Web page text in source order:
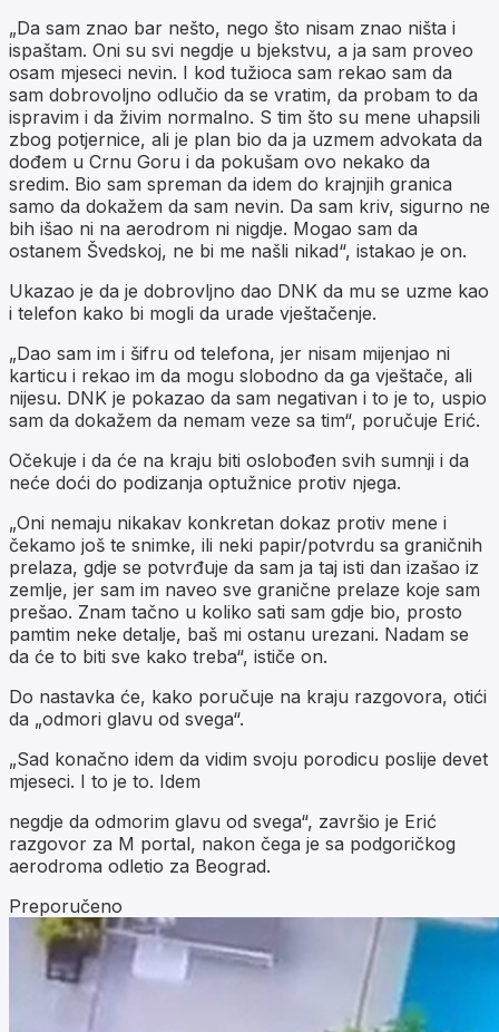
„Da sam znao bar nešto, nego što nisam znao ništa i
ispaštam. Oni su svi negdje u bjekstvu, a ja sam proveo
osam mjeseci nevin. I kod tužioca sam rekao sam da
sam dobrovoljno odlučio da se vratim, da probam to da
ispravim i da živim normalno. S tim što su mene uhapsili
zbog potjernice, ali je plan bio da ja uzmem advokata da
dođem u Crnu Goru i da pokušam ovo nekako da
sredim. Bio sam spreman da idem do krajnjih granica
samo da dokažem da sam nevin. Da sam kriv, sigurno ne
bih išao ni na aerodrom ni nigdje. Mogao sam da
ostanem Švedskoj, ne bi me našli nikad“, istakao je on.
Ukazao je da je dobrovljno dao DNK da mu se uzme kao
i telefon kako bi mogli da urade vještačenje.
„Dao sam im i šifru od telefona, jer nisam mijenjao ni
karticu i rekao im da mogu slobodno da ga vještače, ali
nijesu. DNK je pokazao da sam negativan i to je to, uspio
sam da dokažem da nemam veze sa tim“, poručuje Erić.
Očekuje i da će na kraju biti oslobođen svih sumnji i da
neće doći do podizanja optužnice protiv njega.
„Oni nemaju nikakav konkretan dokaz protiv mene i
čekamo još te snimke, ili neki papir/potvrdu sa graničnih
prelaza, gdje se potvrđuje da sam ja taj isti dan izašao iz
zemlje, jer sam im naveo sve granične prelaze koje sam
prešao. Znam tačno u koliko sati sam gdje bio, prosto
pamtim neke detalje, baš mi ostanu urezani. Nadam se
da će to biti sve kako treba“, ističe on.
Do nastavka će, kako poručuje na kraju razgovora, otići
da „odmori glavu od svega“.
„Sad konačno idem da vidim svoju porodicu poslije devet
mjeseci. I to je to. Idem
negdje da odmorim glavu od svega“, završio je Erić
razgovor za M portal, nakon čega je sa podgoričkog
aerodroma odletio za Beograd.
Preporučeno